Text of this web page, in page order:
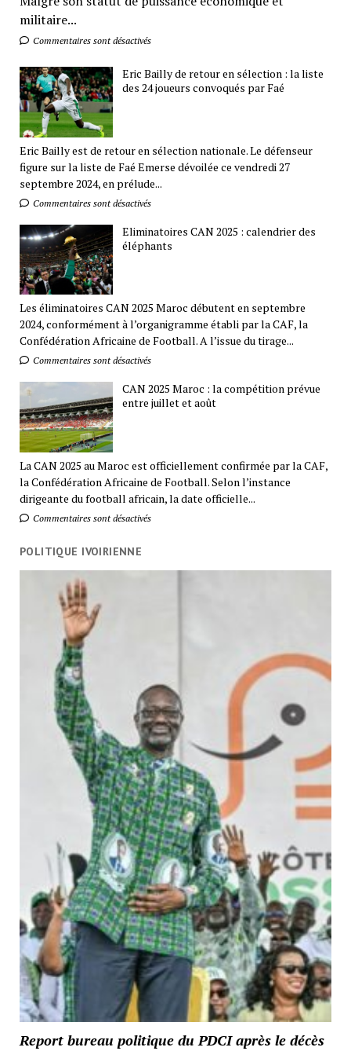
militaire...
Commentaires sont désactivés
Eric Bailly de retour en sélection : la liste
des 24 joueurs convoqués par Faé
Eric Bailly est de retour en sélection nationale. Le défenseur
figure sur la liste de Faé Emerse dévoilée ce vendredi 27
septembre 2024, en prélude...
Commentaires sont désactivés
Eliminatoires CAN 2025 : calendrier des
éléphants
Les éliminatoires CAN 2025 Maroc débutent en septembre
2024, conformément à l’organigramme établi par la CAF, la
Confédération Africaine de Football. A l’issue du tirage...
Commentaires sont désactivés
CAN 2025 Maroc : la compétition prévue
entre juillet et août
La CAN 2025 au Maroc est officiellement confirmée par la CAF,
la Confédération Africaine de Football. Selon l’instance
dirigeante du football africain, la date officielle...
Commentaires sont désactivés
POLITIQUE IVOIRIENNE
Report bureau politique du PDCI après le décès